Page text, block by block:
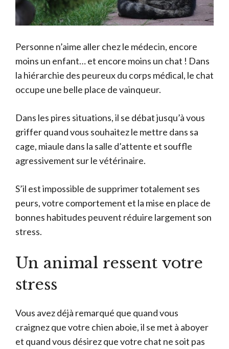
Personne n’aime aller chez le médecin, encore
moins un enfant… et encore moins un chat ! Dans
la hiérarchie des peureux du corps médical, le chat
occupe une belle place de vainqueur.
Dans les pires situations, il se débat jusqu’à vous
griffer quand vous souhaitez le mettre dans sa
cage, miaule dans la salle d’attente et souffle
agressivement sur le vétérinaire.
S’il est impossible de supprimer totalement ses
peurs, votre comportement et la mise en place de
bonnes habitudes peuvent réduire largement son
stress.
Un animal ressent votre
stress
Vous avez déjà remarqué que quand vous
craignez que votre chien aboie, il se met à aboyer
et quand vous désirez que votre chat ne soit pas